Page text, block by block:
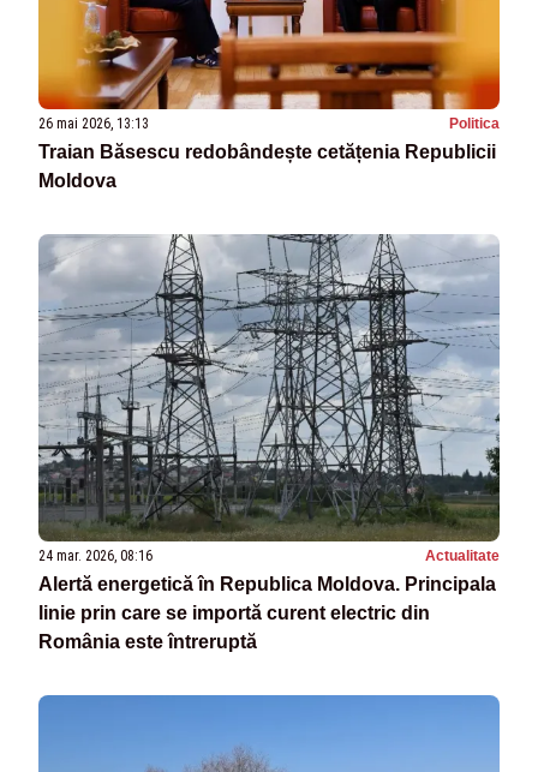
26 mai 2026, 13:13 Politica
Traian Băsescu redobândește cetățenia Republicii
Moldova
24 mar. 2026, 08:16 Actualitate
Alertă energetică în Republica Moldova. Principala
linie prin care se importă curent electric din
România este întreruptă